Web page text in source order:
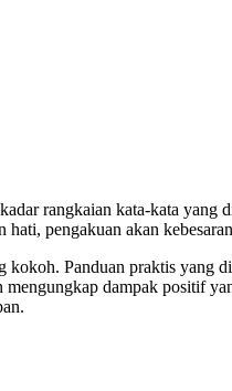
rangkaian kata-kata
pengakuan akan
Panduan praktis yang
dampak positif